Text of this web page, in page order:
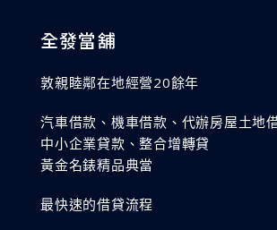
全發當舖
敦親睦鄰在地經營20餘年
汽車借款、機車借款、代辦房屋土地
中小企業貸款、整合增轉貸
黃金名錶精品典當
最快速的借貸流程